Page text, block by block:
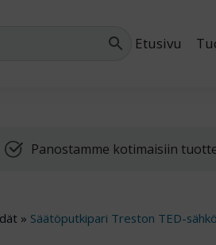
Etusivu
Panostamme kotimaisiin
» Säätöputkipari Treston TED-